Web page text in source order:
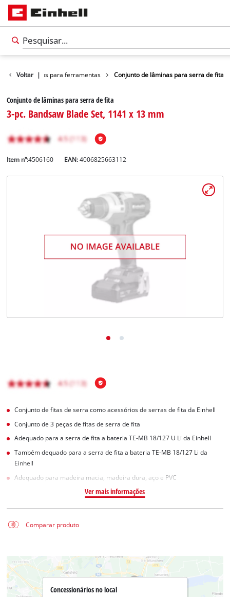
Voltar |
Acessórios para ferramentas Conjunto de lâminas para serra de fita
Conjunto de lâminas para serra de fita
3-pc. Bandsaw Blade Set, 1141 x 13 mm
Item nº:4506160 EAN:4006825663112
Conjunto de fitas de serra como acessórios de serras de fita da Einhell
Conjunto de 3 peças de fitas de serra de fita
Adequado para a serra de fita a bateria TE-MB 18/127 U Li da Einhell
Também dequado para a serra de fita a bateria TE-MB 18/127 Li da
Einhell
Adequado para madeira macia, madeira dura, aço e PVC
Ver mais informações
Comparar produto
Concessionários no local